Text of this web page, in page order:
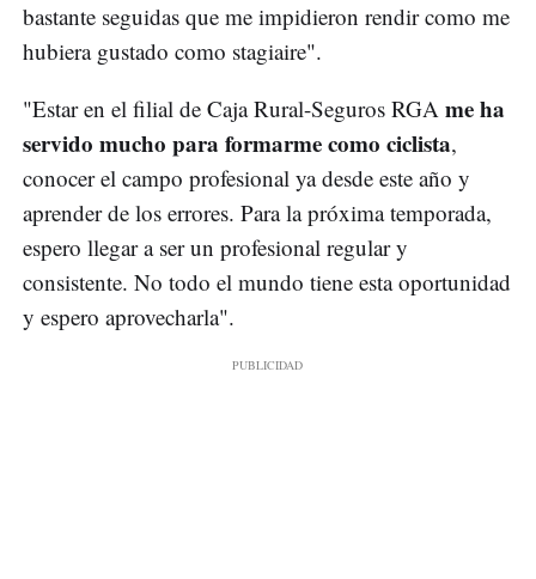
bastante seguidas que me impidieron rendir como me
hubiera gustado como stagiaire".
"Estar en el filial de Caja Rural-Seguros RGA me ha
servido mucho para formarme como ciclista,
conocer el campo profesional ya desde este año y
aprender de los errores. Para la próxima temporada,
espero llegar a ser un profesional regular y
consistente. No todo el mundo tiene esta oportunidad
y espero aprovecharla".